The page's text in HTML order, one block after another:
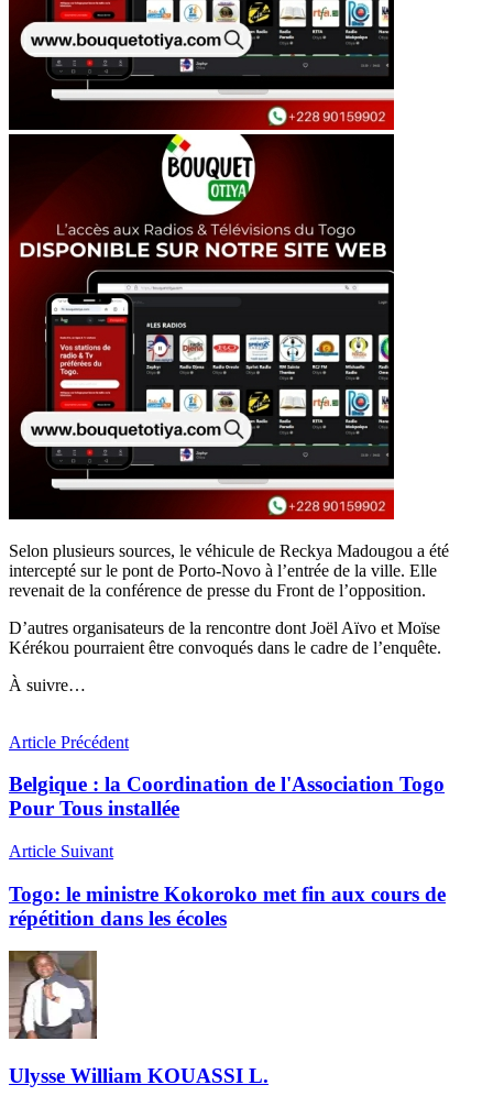
Selon plusieurs sources, le véhicule de Reckya Madougou a été
intercepté sur le pont de Porto-Novo à l’entrée de la ville. Elle
revenait de la conférence de presse du Front de l’opposition.
D’autres organisateurs de la rencontre dont Joël Aïvo et Moïse
Kérékou pourraient être convoqués dans le cadre de l’enquête.
À suivre…
Article Précédent
Belgique : la Coordination de l'Association Togo
Pour Tous installée
Article Suivant
Togo: le ministre Kokoroko met fin aux cours de
répétition dans les écoles
Ulysse William KOUASSI L.